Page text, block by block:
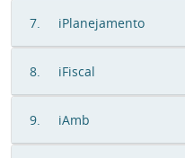
7. iPlanejamento
8. iFiscal
9. iAmb